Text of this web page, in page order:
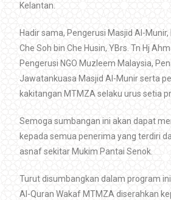
Kelantan.
Hadir sama, Pengerusi Masjid Al-
Che Soh bin Che Husin, YBrs. Tn Hj
Pengerusi NGO Muzleem Malaysia,
Jawatankuasa Masjid Al-Munir serta
kakitangan MTMZA selaku urus setia
Semoga sumbangan ini akan dapat
kepada semua penerima yang terdiri
asnaf sekitar Mukim Pantai Senok.
Turut disumbangkan dalam program
Al-Quran Wakaf MTMZA diserahkan